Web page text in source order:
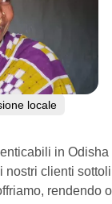
locale
in
nostri clienti
rendendo